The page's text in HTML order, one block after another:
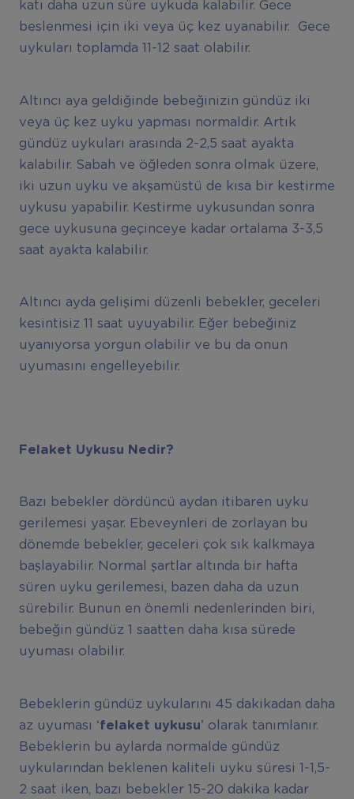
katı daha uzun süre uykuda kalabilir. Gece
beslenmesi için iki veya üç kez uyanabilir. Gece
uykuları toplamda 11-12 saat olabilir.
Altıncı aya geldiğinde bebeğinizin gündüz iki
veya üç kez uyku yapması normaldir. Artık
gündüz uykuları arasında 2-2,5 saat ayakta
kalabilir. Sabah ve öğleden sonra olmak üzere,
iki uzun uyku ve akşamüstü de kısa bir kestirme
uykusu yapabilir. Kestirme uykusundan sonra
gece uykusuna geçinceye kadar ortalama 3-3,5
saat ayakta kalabilir.
Altıncı ayda gelişimi düzenli bebekler, geceleri
kesintisiz 11 saat uyuyabilir. Eğer bebeğiniz
uyanıyorsa yorgun olabilir ve bu da onun
uyumasını engelleyebilir.
Felaket Uykusu Nedir?
Bazı bebekler dördüncü aydan itibaren uyku
gerilemesi yaşar. Ebeveynleri de zorlayan bu
dönemde bebekler, geceleri çok sık kalkmaya
başlayabilir. Normal şartlar altında bir hafta
süren uyku gerilemesi, bazen daha da uzun
sürebilir. Bunun en önemli nedenlerinden biri,
bebeğin gündüz 1 saatten daha kısa sürede
uyuması olabilir.
Bebeklerin gündüz uykularını 45 dakikadan daha
az uyuması ‘felaket uykusu’ olarak tanımlanır.
Bebeklerin bu aylarda normalde gündüz
uykularından beklenen kaliteli uyku süresi 1-1,5-
2 saat iken, bazı bebekler 15-20 dakika kadar